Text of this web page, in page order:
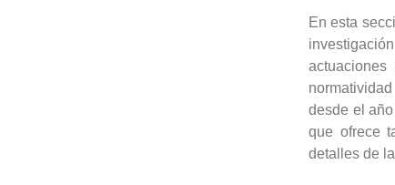
En esta
desde el
que ofrece
detalles de